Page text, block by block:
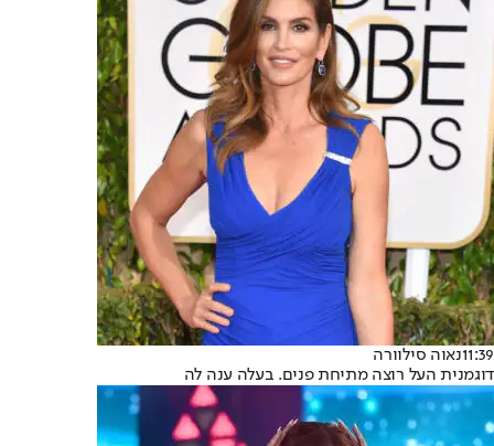
11:39נאוה סילוורה
דוגמנית העל רוצה מתיחת פנים. בעלה ענה לה